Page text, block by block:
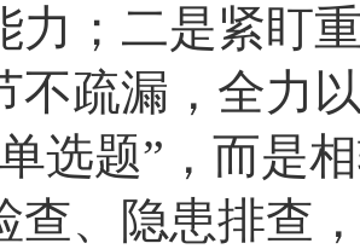
力；二是紧盯
不疏漏，全力
选题”，而是
查、隐患排查